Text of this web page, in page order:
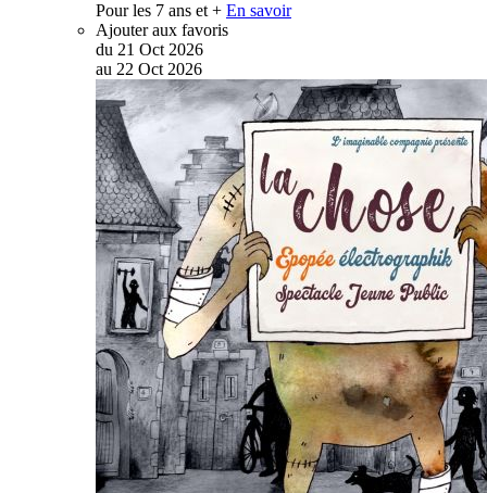
Pour les 7 ans et + En savoir
Ajouter aux favoris
du 21 Oct 2026
au 22 Oct 2026